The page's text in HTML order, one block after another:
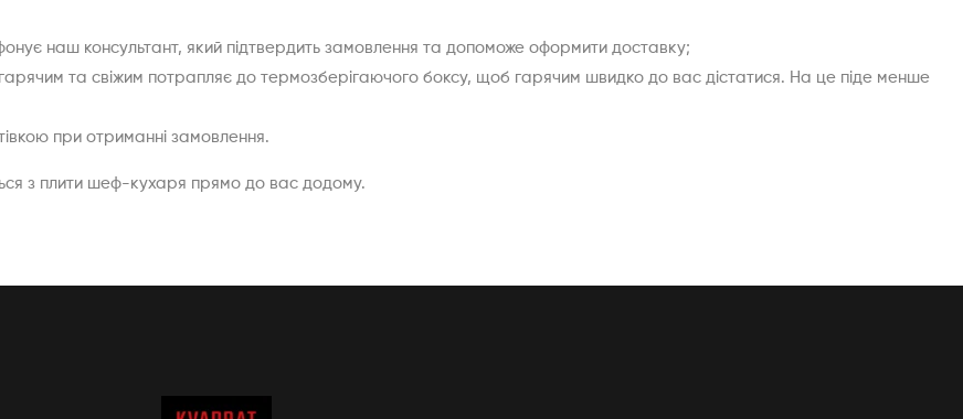
наш консультант, який підтвердить замовлення та допоможе оформити доставку;
гарячим та свіжим потрапляє до термозберігаючого боксу, щоб гарячим швидко до вас дістатися. На це піде менше
при отриманні замовлення.
з плити шеф-кухаря прямо до вас додому.